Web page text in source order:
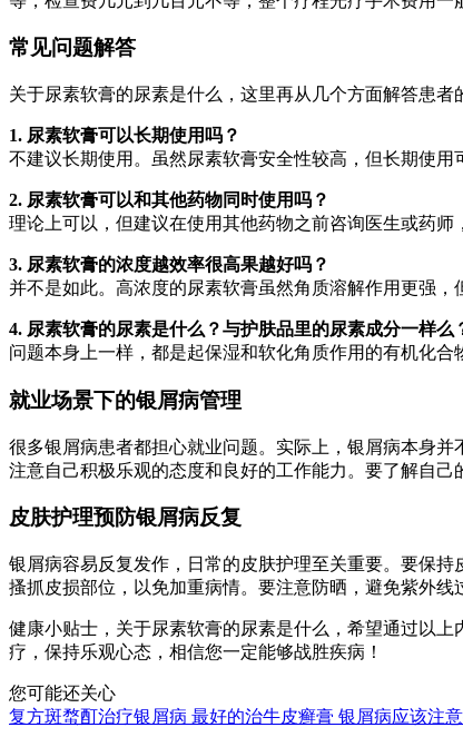
常见问题解答
关于尿素软膏的尿素是什么，这里再从几个方面解答患者
1. 尿素软膏可以长期使用吗？
不建议长期使用。虽然尿素软膏安全性较高，但长期使
2. 尿素软膏可以和其他药物同时使用吗？
理论上可以，但建议在使用其他药物之前咨询医生或药师
3. 尿素软膏的浓度越效率很高果越好吗？
并不是如此。高浓度的尿素软膏虽然角质溶解作用更强
4. 尿素软膏的尿素是什么？与护肤品里的尿素成分一样么
问题本身上一样，都是起保湿和软化角质作用的有机化
就业场景下的银屑病管理
很多银屑病患者都担心就业问题。实际上，银屑病本身
注意自己积极乐观的态度和良好的工作能力。要了解自己
皮肤护理预防银屑病反复
银屑病容易反复发作，日常的皮肤护理至关重要。要保
搔抓皮损部位，以免加重病情。要注意防晒，避免紫外
健康小贴士，关于尿素软膏的尿素是什么，希望通过以
疗，保持乐观心态，相信您一定能够战胜疾病！
您可能还关心
复方斑蝥酊治疗银屑病 最好的治牛皮癣膏 银屑病应该注